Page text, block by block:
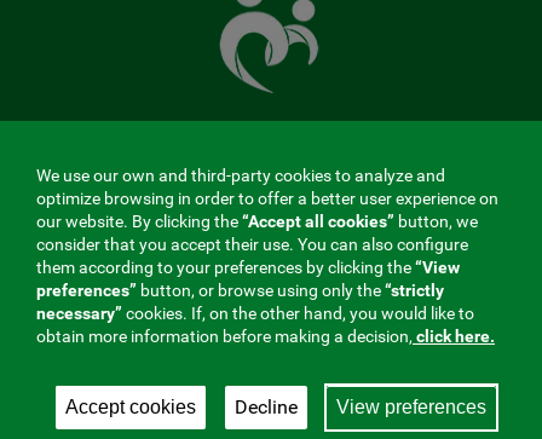
Fund
that
takes
MENÚ
REDES
SOCIALES
V20
Contractor profile|Cookies |Legal notice| Privacy
Company, 275. Fraternidad-Muprespa 2026
We use our own and third-party cookies to analyze and
optimize browsing in order to offer a better user experience on
our website. By clicking the“Accept all cookies” button, we
consider that you accept their use. You can also configure
them according to your preferences by clicking the“View
preferences” button, or browse using only the“strictly
necessary” cookies. If, on the other hand, you would like to
obtain more information before making a decision, click here.
Accept cookies View preferences
Decline